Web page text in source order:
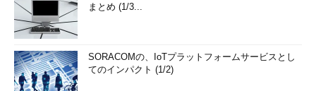
まとめ (1/3...
SORACOMの、IoTプラットフォームサービスとし
てのインパクト (1/2)